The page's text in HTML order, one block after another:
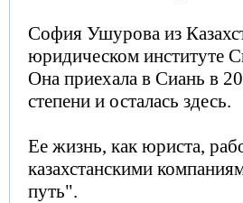
София Ушурова из
юридическом институте
Она приехала в Сиань в
степени и осталась здесь.
Ее жизнь, как юриста,
казахстанскими
путь".